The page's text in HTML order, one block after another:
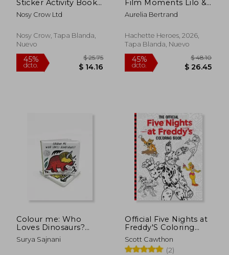
45% 45%
dcto.
Sticker Activity Book
(a Netflix Series) (en
Inglés)
Nosy Crow Ltd
Nosy Crow, Tapa Blanda,
Nuevo
Film Moments Lilo &
Stitch. Reveal iconic
Disney characters
number
Aurelia Bertrand
Hachette Heroes, 2026,
Tapa Blanda, Nuevo
Colour me: Who
Loves Dinosaurs?
Watch me Change
Colour in Water (Wee
Surya Sajnani
Official Five Nights at
Freddy'S Coloring
Book (en Inglés)
Scott Cawthon
(2)